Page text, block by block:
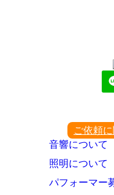
ご依頼
音響について
照明について
パフォーマー